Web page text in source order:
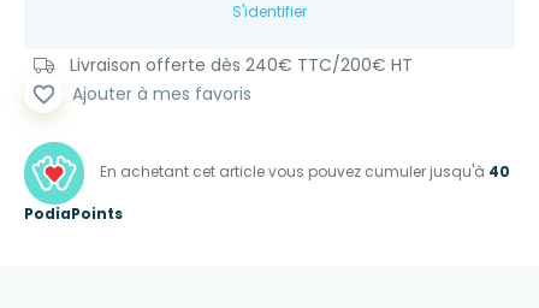
S'identifier
Livraison offerte dès 240€ TTC/200€ HT
En achetant cet article vous pouvez cumuler jusqu'à 40
PodiaPoints
favorite_border Ajouter à mes favoris